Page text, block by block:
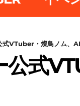
式VTuber・燦鳥ノム、
公式